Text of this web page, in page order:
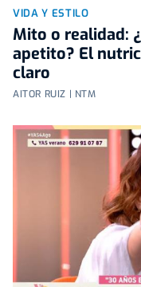
VIDA Y ESTILO
Mito o realidad:
apetito? El
claro
AITOR RUIZ | NTM